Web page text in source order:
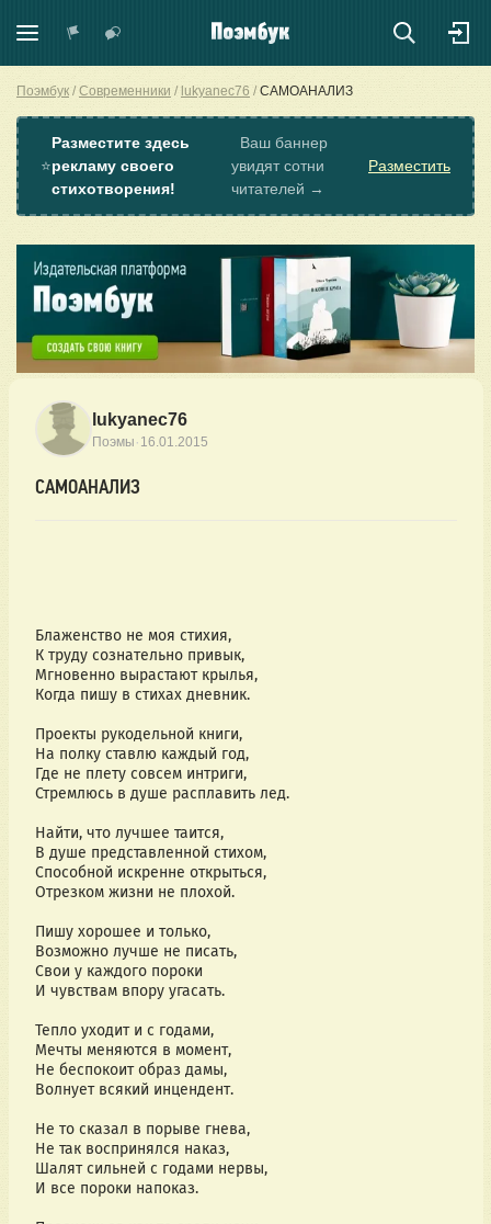
Поэмбук Современники lukyanec76 САМОАНАЛИЗ
⭐
Разместите здесь
рекламу своего
стихотворения!
Ваш баннер
увидят сотни
читателей →
Разместить
lukyanec76
Поэмы · 16.01.2015
САМОАНАЛИЗ
Блаженство не моя стихия,
К труду сознательно привык,
Мгновенно вырастают крылья,
Когда пишу в стихах дневник.
Проекты рукодельной книги,
На полку ставлю каждый год,
Где не плету совсем интриги,
Стремлюсь в душе расплавить лед.
Найти, что лучшее таится,
В душе представленной стихом,
Способной искренне открыться,
Отрезком жизни не плохой.
Пишу хорошее и только,
Возможно лучше не писать,
Свои у каждого пороки
И чувствам впору угасать.
Тепло уходит и с годами,
Мечты меняются в момент,
Не беспокоит образ дамы,
Волнует всякий инцендент.
Не то сказал в порыве гнева,
Не так воспринялся наказ,
Шалят сильней с годами нервы,
И все пороки напоказ.